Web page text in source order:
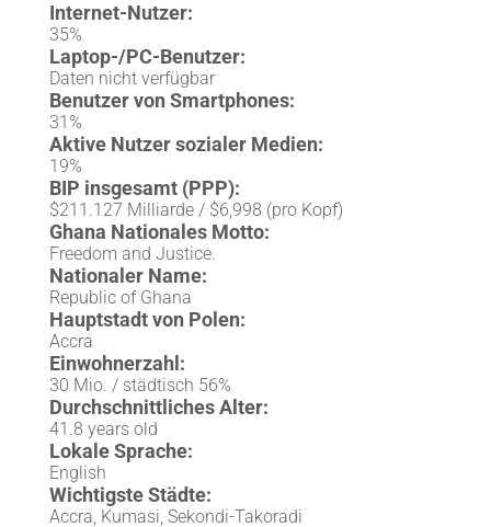
Internet-Nutzer:
35%
Laptop-/PC-Benutzer:
Daten nicht verfügbar
Benutzer von Smartphones:
31%
Aktive Nutzer sozialer Medien:
19%
BIP insgesamt (PPP):
$211.127 Milliarde / $6,998 (pro Kopf)
Ghana Nationales Motto:
Freedom and Justice.
Nationaler Name:
Republic of Ghana
Hauptstadt von Polen:
Accra
Einwohnerzahl:
30 Mio. / städtisch 56%
Durchschnittliches Alter:
41.8 years old
Lokale Sprache:
English
Wichtigste Städte:
Accra, Kumasi, Sekondi-Takoradi